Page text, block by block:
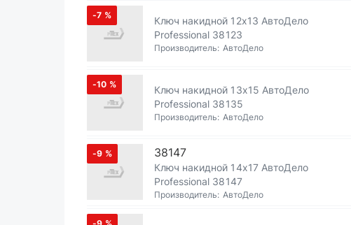
-7 %
Ключ накидной 12х13 АвтоДело
Professional 38123
Производитель: АвтоДело
-10 %
Ключ накидной 13х15 АвтоДело
Professional 38135
Производитель: АвтоДело
-9 % 38147
Ключ накидной 14х17 АвтоДело
Professional 38147
Производитель: АвтоДело